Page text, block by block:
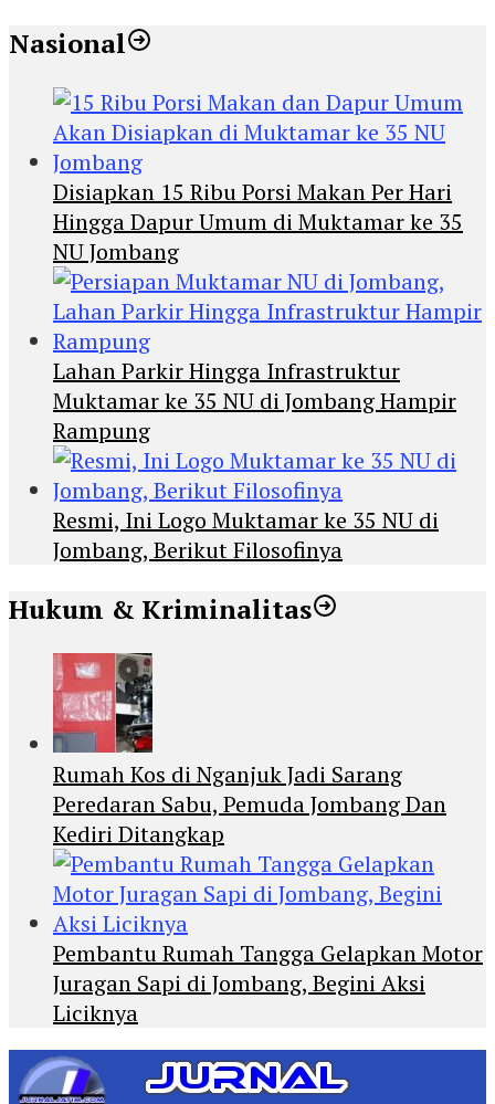
Nasional
Disiapkan 15 Ribu Porsi Makan Per Hari
Hingga Dapur Umum di Muktamar ke 35
NU Jombang
Lahan Parkir Hingga Infrastruktur
Muktamar ke 35 NU di Jombang Hampir
Rampung
Resmi, Ini Logo Muktamar ke 35 NU di
Jombang, Berikut Filosofinya
Hukum & Kriminalitas
Rumah Kos di Nganjuk Jadi Sarang
Peredaran Sabu, Pemuda Jombang Dan
Kediri Ditangkap
Pembantu Rumah Tangga Gelapkan Motor
Juragan Sapi di Jombang, Begini Aksi
Liciknya